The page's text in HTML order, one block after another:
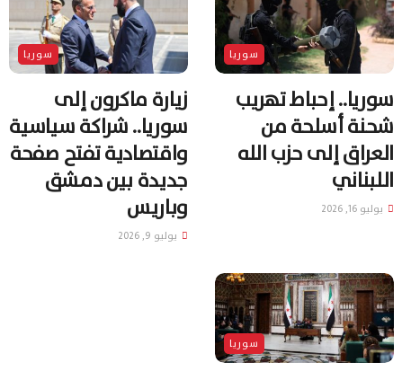
سوريا
سوريا.. إحباط تهريب
شحنة أسلحة من
العراق إلى حزب الله
اللبناني
يوليو 16, 2026
سوريا
زيارة ماكرون إلى
سوريا.. شراكة سياسية
واقتصادية تفتح صفحة
جديدة بين دمشق
وباريس
يوليو 9, 2026
سوريا